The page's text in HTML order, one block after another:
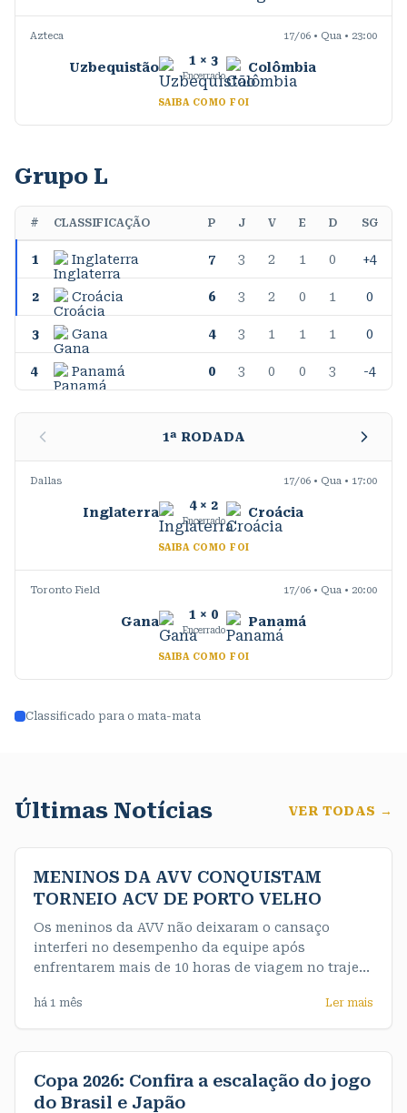
Azteca 17/06 • Qua • 23:00
Uzbequistão 1 × 3
Encerrado
Colômbia
SAIBA COMO FOI
Grupo L
# CLASSIFICAÇÃO P J V E D SG
1 Inglaterra 7 3 2 1 0 +4
2 Croácia 6 3 2 0 1 0
3 Gana 4 3 1 1 1 0
4 Panamá 0 3 0 0 3 -4
1ª RODADA
Dallas 17/06 • Qua • 17:00
Inglaterra 4× 2
Encerrado
Croácia
SAIBA COMO FOI
Toronto Field 17/06 • Qua • 20:00
Gana 1 × 0
Encerrado
Panamá
SAIBA COMO FOI
Classificado para o mata-mata
Últimas Notícias VER TODAS →
MENINOS DA AVV CONQUISTAM
TORNEIO ACV DE PORTO VELHO
Os meninos da AVV não deixaram o cansaço
interferi no desempenho da equipe após
enfrentarem mais de 10 horas de viagem no trajeto
conquistaram o título da competição de forma
invicta. Nossos meninos do sub 16 fizeram uma
há 1 mês Ler mais
Copa 2026: Confira a escalação do jogo
do Brasil e Japão